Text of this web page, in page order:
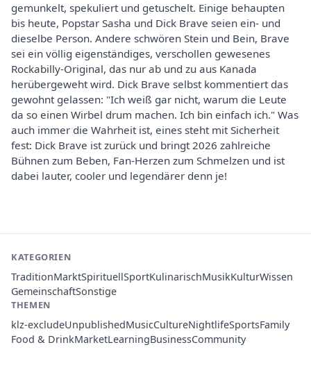
gemunkelt, spekuliert und getuschelt. Einige behaupten
bis heute, Popstar Sasha und Dick Brave seien ein- und
dieselbe Person. Andere schwören Stein und Bein, Brave
sei ein völlig eigenständiges, verschollen gewesenes
Rockabilly-Original, das nur ab und zu aus Kanada
herübergeweht wird. Dick Brave selbst kommentiert das
gewohnt gelassen: "Ich weiß gar nicht, warum die Leute
da so einen Wirbel drum machen. Ich bin einfach ich." Was
auch immer die Wahrheit ist, eines steht mit Sicherheit
fest: Dick Brave ist zurück und bringt 2026 zahlreiche
Bühnen zum Beben, Fan-Herzen zum Schmelzen und ist
dabei lauter, cooler und legendärer denn je!
KATEGORIEN
TraditionMarktSpirituellSportKulinarischMusikKulturWissen
GemeinschaftSonstige
THEMEN
klz-excludeUnpublishedMusicCultureNightlifeSportsFamily
Food & DrinkMarketLearningBusinessCommunity